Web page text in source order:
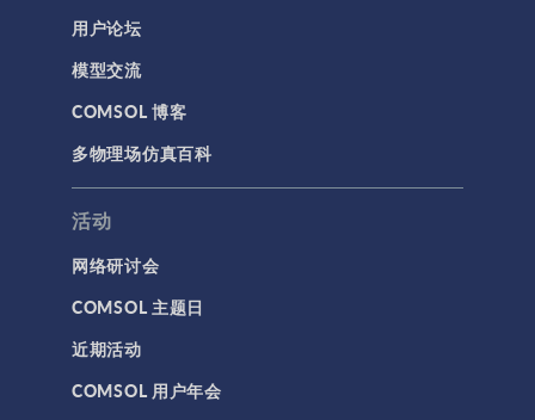
用户论坛
模型交流
COMSOL 博客
多物理场仿真百科
活动
网络研讨会
COMSOL 主题日
近期活动
COMSOL 用户年会